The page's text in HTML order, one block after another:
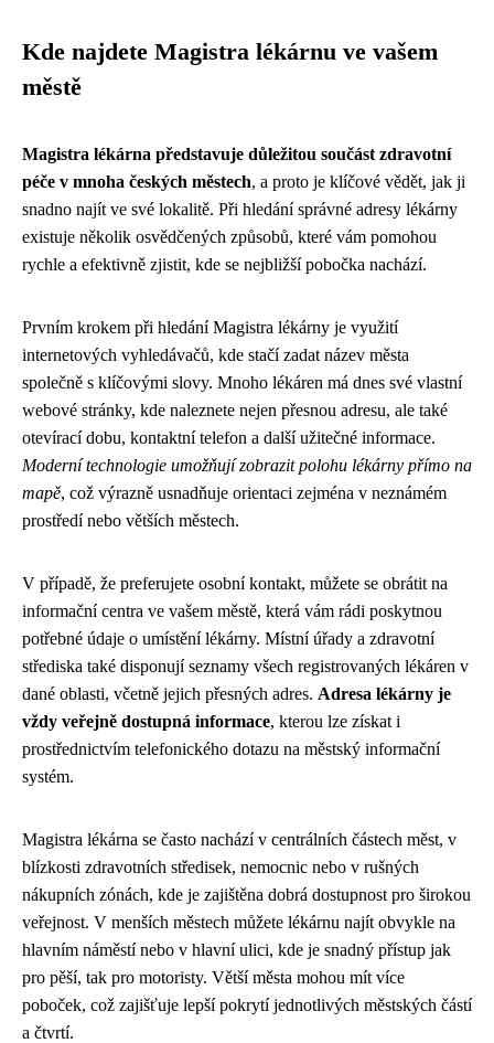
Kde najdete Magistra lékárnu ve vašem
městě
Magistra lékárna představuje důležitou součást zdravotní
péče v mnoha českých městech, a proto je klíčové vědět, jak ji
snadno najít ve své lokalitě. Při hledání správné adresy lékárny
existuje několik osvědčených způsobů, které vám pomohou
rychle a efektivně zjistit, kde se nejbližší pobočka nachází.
Prvním krokem při hledání Magistra lékárny je využití
internetových vyhledávačů, kde stačí zadat název města
společně s klíčovými slovy. Mnoho lékáren má dnes své vlastní
webové stránky, kde naleznete nejen přesnou adresu, ale také
otevírací dobu, kontaktní telefon a další užitečné informace.
Moderní technologie umožňují zobrazit polohu lékárny přímo na
mapě, což výrazně usnadňuje orientaci zejména v neznámém
prostředí nebo větších městech.
V případě, že preferujete osobní kontakt, můžete se obrátit na
informační centra ve vašem městě, která vám rádi poskytnou
potřebné údaje o umístění lékárny. Místní úřady a zdravotní
střediska také disponují seznamy všech registrovaných lékáren v
dané oblasti, včetně jejich přesných adres. Adresa lékárny je
vždy veřejně dostupná informace, kterou lze získat i
prostřednictvím telefonického dotazu na městský informační
systém.
Magistra lékárna se často nachází v centrálních částech měst, v
blízkosti zdravotních středisek, nemocnic nebo v rušných
nákupních zónách, kde je zajištěna dobrá dostupnost pro širokou
veřejnost. V menších městech můžete lékárnu najít obvykle na
hlavním náměstí nebo v hlavní ulici, kde je snadný přístup jak
pro pěší, tak pro motoristy. Větší města mohou mít více
poboček, což zajišťuje lepší pokrytí jednotlivých městských částí
a čtvrtí.